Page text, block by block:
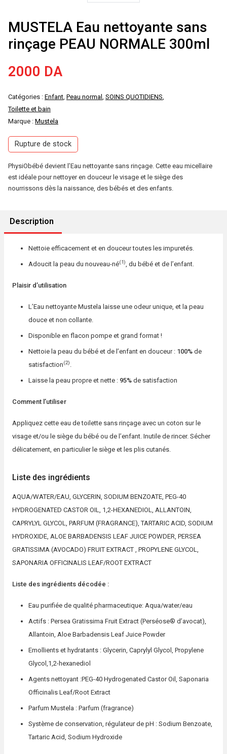
MUSTELA Eau nettoyante sans
rinçage PEAU NORMALE 300ml
2000 DA
Catégories : Enfant, Peau normal , SOINS QUOTIDIENS,
Toilette et bain
Marque : Mustela
Rupture de stock
PhysiObébé devient l’Eau nettoyante sans rinçage. Cette eau micellaire
est idéale pour nettoyer en douceur le visage et le siège des
nourrissons dès la naissance, des bébés et des enfants.
Description
Nettoie efficacement et en douceur toutes les impuretés.
Adoucit la peau du nouveau-né(1) , du bébé et de l’enfant.
Plaisir d’utilisation
L’Eau nettoyante Mustela laisse une odeur unique, et la peau
douce et non collante.
Disponible en flacon pompe et grand format !
Nettoie la peau du bébé et de l’enfant en douceur : 100% de
satisfaction(2)
Laisse la peau propre et nette : 95% de satisfaction
Comment l’utiliser
Appliquez cette eau de toilette sans rinçage avec un coton sur le
visage et/ou le siège du bébé ou de l’enfant. Inutile de rincer. Sécher
délicatement, en particulier le siège et les plis cutanés.
Liste des ingrédients
AQUA/WATER/EAU, GLYCERIN, SODIUM BENZOATE, PEG-40
HYDROGENATED CASTOR OIL, 1,2-HEXANEDIOL, ALLANTOIN,
CAPRYLYL GLYCOL, PARFUM (FRAGRANCE), TARTARIC ACID, SODIUM
HYDROXIDE, ALOE BARBADENSIS LEAF JUICE POWDER, PERSEA
GRATISSIMA (AVOCADO) FRUIT EXTRACT , PROPYLENE GLYCOL,
SAPONARIA OFFICINALIS LEAF/ROOT EXTRACT
Liste des ingrédients décodée :
Eau purifiée de qualité pharmaceutique: Aqua/water/eau
Actifs : Persea Gratissima Fruit Extract (Perséose® d’avocat),
Allantoin, Aloe Barbadensis Leaf Juice Powder
Emollients et hydratants : Glycerin, Caprylyl Glycol, Propylene
Glycol,1,2-hexanediol
Agents nettoyant :PEG-40 Hydrogenated Castor Oil, Saponaria
Officinalis Leaf/Root Extract
Parfum Mustela : Parfum (fragrance)
Système de conservation, régulateur de pH : Sodium Benzoate,
Tartaric Acid, Sodium Hydroxide